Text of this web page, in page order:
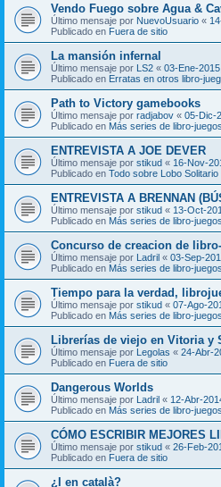
Vendo Fuego sobre Agua &
Último mensaje por NuevoUsuario «
Publicado en Fuera de sitio
La mansión infernal
Último mensaje por LS2 « 03-Ene-
Publicado en Erratas en otros libro-
Path to Victory gamebooks
Último mensaje por radjabov « 05-Dic-
Publicado en Más series de libro-juegos
ENTREVISTA A JOE DEVER
Último mensaje por stikud « 16-Nov-
Publicado en Todo sobre Lobo Solitario
ENTREVISTA A BRENNAN
Último mensaje por stikud « 13-Oct-
Publicado en Más series de libro-juegos
Concurso de creacion de
Último mensaje por Ladril « 03-Sep-
Publicado en Más series de libro-juegos
Tiempo para la verdad,
Último mensaje por stikud « 07-Ago-
Publicado en Más series de libro-juegos
Librerías de viejo en Vitoria y
Último mensaje por Legolas « 24-Abr-
Publicado en Fuera de sitio
Dangerous Worlds
Último mensaje por Ladril « 12-Abr-
Publicado en Más series de libro-juegos
CÓMO ESCRIBIR MEJORES
Último mensaje por stikud « 26-Feb-
Publicado en Fuera de sitio
¿I en català?